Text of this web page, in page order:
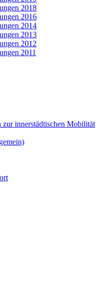
2018
2016
2014
2013
2012
2011
zur innerstädtischen Mobilität